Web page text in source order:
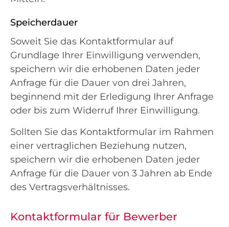
Speicherdauer
Soweit Sie das Kontaktformular auf
Grundlage Ihrer Einwilligung verwenden,
speichern wir die erhobenen Daten jeder
Anfrage für die Dauer von drei Jahren,
beginnend mit der Erledigung Ihrer Anfrage
oder bis zum Widerruf Ihrer Einwilligung.
Sollten Sie das Kontaktformular im Rahmen
einer vertraglichen Beziehung nutzen,
speichern wir die erhobenen Daten jeder
Anfrage für die Dauer von 3 Jahren ab Ende
des Vertragsverhältnisses.
Kontaktformular für Bewerber